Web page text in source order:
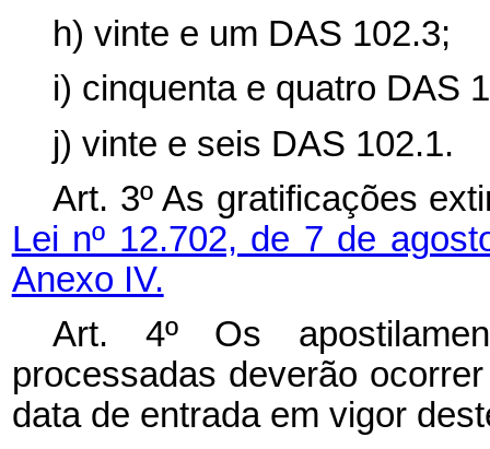
h) vinte e um DAS 102.3;
i) cinquenta e quatro DAS
j) vinte e seis DAS 102.1.
Art. 3º As gratificações
Lei nº 12.702, de 7 de
Anexo IV.
Art. 4º Os
processadas deverão
data de entrada em vigor